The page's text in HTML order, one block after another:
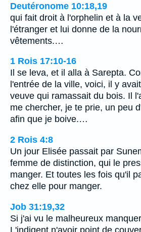
Deutéronome 10:18,19
qui fait droit à l'orphelin et à la
l'étranger et lui donne de la
vêtements.…
1 Rois 17:10-16
Il se leva, et il alla à Sarepta.
l'entrée de la ville, voici, il y
veuve qui ramassait du bois. Il
me chercher, je te prie, un peu
afin que je boive.…
2 Rois 4:8
Un jour Elisée passait par
femme de distinction, qui le
manger. Et toutes les fois qu'il
chez elle pour manger.
Job 31:19,32
Si j'ai vu le malheureux
L'indigent n'avoir point de